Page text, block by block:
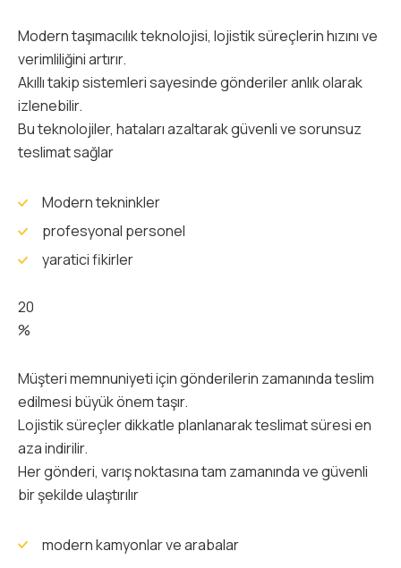
Modern taşımacılık teknolojisi, lojistik süreçlerin hızını ve
verimliliğini artırır.
Akıllı takip sistemleri sayesinde gönderiler anlık olarak
izlenebilir.
Bu teknolojiler, hataları azaltarak güvenli ve sorunsuz
teslimat sağlar
Modern tekninkler
profesyonal personel
yaratici fikirler
20
%
Müşteri memnuniyeti için gönderilerin zamanında teslim
edilmesi büyük önem taşır.
Lojistik süreçler dikkatle planlanarak teslimat süresi en
aza indirilir.
Her gönderi, varış noktasına tam zamanında ve güvenli
bir şekilde ulaştırılır
modern kamyonlar ve arabalar